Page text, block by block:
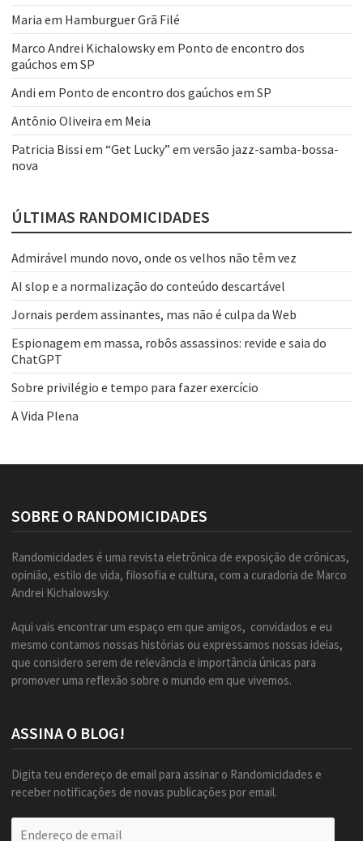
Maria em Hamburguer Grã Filé
Marco Andrei Kichalowskyem Ponto de encontro dos
gaúchos em SP
Andi em Ponto de encontro dos gaúchos em SP
Antônio Oliveira em Meia
Patricia Bissi em “Get Lucky” em versão jazz-samba-bossa-
nova
ÚLTIMAS RANDOMICIDADES
Admirável mundo novo, onde os velhos não têm vez
AI slop e a normalização do conteúdo descartável
Jornais perdem assinantes, mas não é culpa da Web
Espionagem em massa, robôs assassinos: revide e saia do
ChatGPT
Sobre privilégio e tempo para fazer exercício
A Vida Plena
SOBRE O RANDOMICIDADES
Randomicidades é uma revista eletrônica de exposição de crônicas,
opinião, estilo de vida, filosofia e cultura, com a curadoria de Marco
Andrei Kichalowsky.
Aqui vais encontrar um espaço em que amigos, convidados e eu
mesmo contamos nossas histórias ou expressamos nossas ideias,
que considero serem de relevância e importância únicas para
promover uma reflexão sobre o mundo em que vivemos.
ASSINA O BLOG!
Digita teu endereço de email para assinar o Randomicidades e
receber notificações de novas publicações por email.